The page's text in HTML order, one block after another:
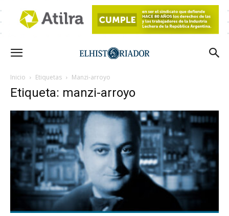
Inicio Etiquetas Manzi-arroyo
Etiqueta: manzi-arroyo